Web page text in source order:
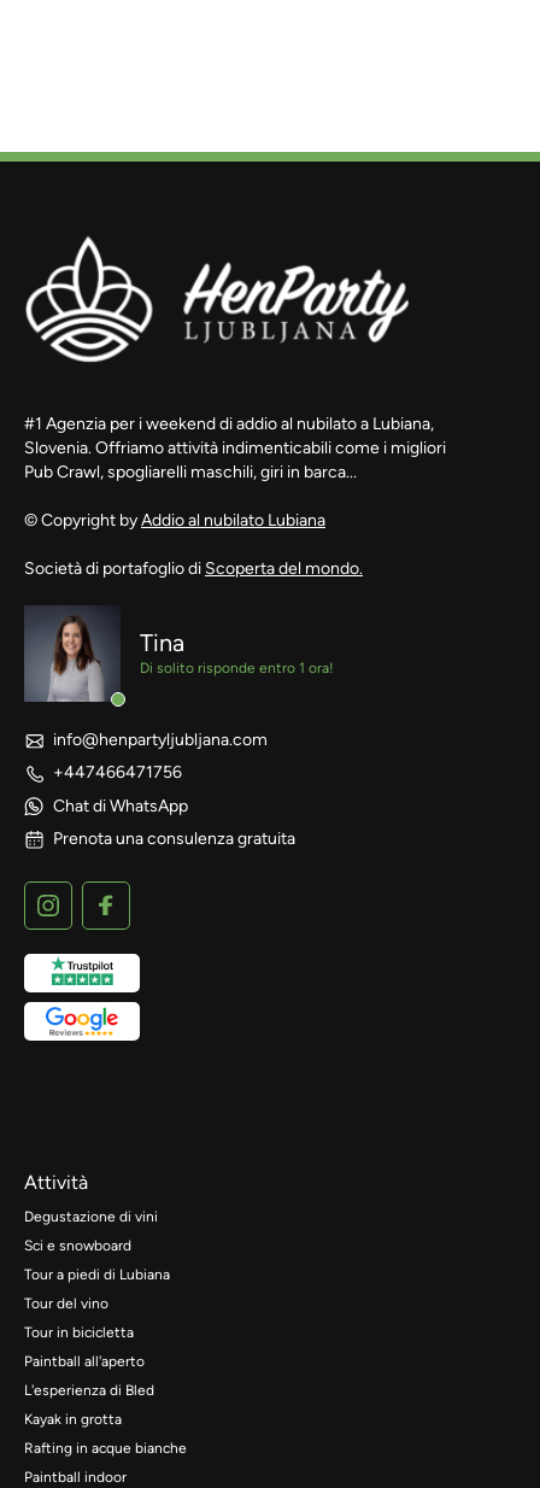
#1 Agenzia per i weekend di addio al nubilato a Lubiana,
Slovenia. Offriamo attività indimenticabili come i migliori
Pub Crawl, spogliarelli maschili, giri in barca...
© Copyright byAddio al nubilato Lubiana
Società di portafoglio di Scoperta del mondo.
Tina
Di solito risponde entro 1 ora!
info@henpartyljubljana.com
+447466471756
Chat di WhatsApp
Prenota una consulenza gratuita
Attività
Degustazione di vini
Sci e snowboard
Tour a piedi di Lubiana
Tour del vino
Tour in bicicletta
Paintball all'aperto
L'esperienza di Bled
Kayak in grotta
Rafting in acque bianche
Paintball indoor